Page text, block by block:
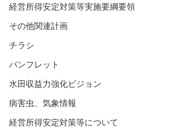
経営所得安定対策等実施要綱要領
その他関連計画
チラシ
パンフレット
水田収益力強化ビジョン
病害虫、気象情報
経営所得安定対策等について